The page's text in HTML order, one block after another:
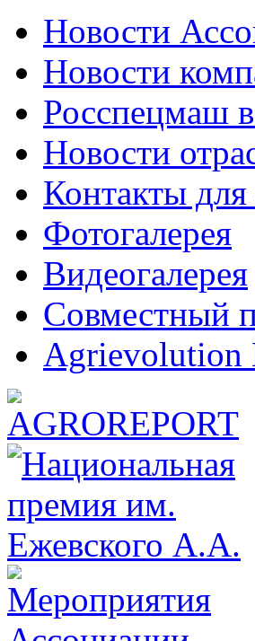
Новости
Новости
Росспецмаш
Новости
Контакты
Фотогалерея
Видеогалерея
Совместный
Agrievolution